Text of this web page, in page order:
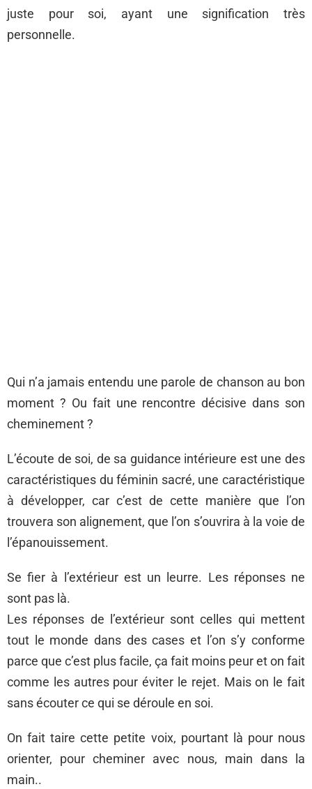
juste pour soi, ayant une signification très
personnelle.
Qui n’a jamais entendu une parole de chanson au bon
moment ? Ou fait une rencontre décisive dans son
cheminement ?
L’écoute de soi, de sa guidance intérieure est une des
caractéristiques du féminin sacré, une caractéristique
à développer, car c’est de cette manière que l’on
trouvera son alignement, que l’on s’ouvrira à la voie de
l’épanouissement.
Se fier à l’extérieur est un leurre. Les réponses ne
sont pas là.
Les réponses de l’extérieur sont celles qui mettent
tout le monde dans des cases et l’on s’y conforme
parce que c’est plus facile, ça fait moins peur et on fait
comme les autres pour éviter le rejet. Mais on le fait
sans écouter ce qui se déroule en soi.
On fait taire cette petite voix, pourtant là pour nous
orienter, pour cheminer avec nous, main dans la
main..